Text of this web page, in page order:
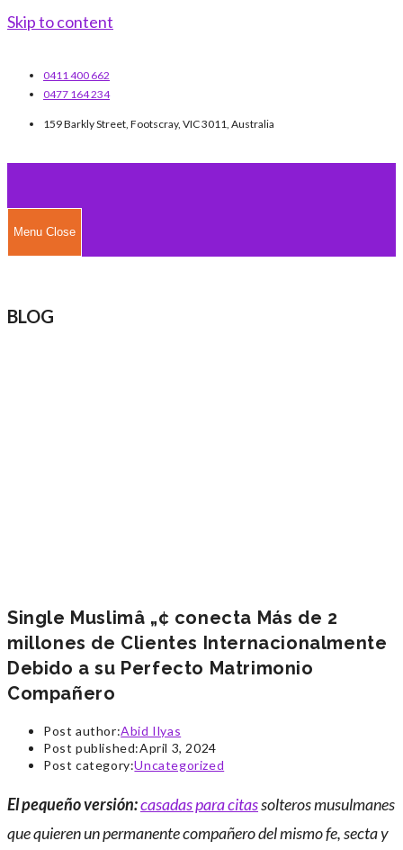
Skip to content
0411 400 662
0477 164 234
159 Barkly Street, Footscray, VIC 3011, Australia
Menu Close
BLOG
Single Muslimâ „¢ conecta Más de 2
millones de Clientes Internacionalmente
Debido a su Perfecto Matrimonio
Compañero
Post author:Abid Ilyas
Post published:April 3, 2024
Post category:Uncategorized
El pequeño versión:casadas para citassolteros musulmanes
que quieren un permanente compañero del mismo fe, secta y